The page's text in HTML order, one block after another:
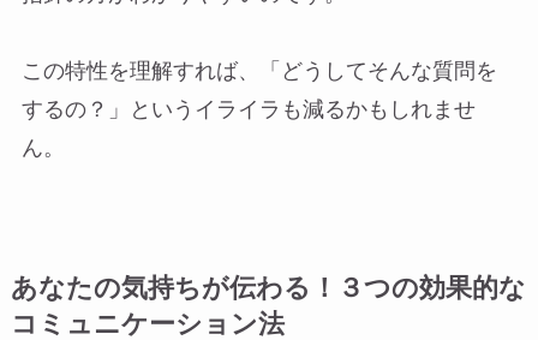
この特性を理解すれば、「どうしてそんな質問を
するの？」というイライラも減るかもしれませ
ん。
あなたの気持ちが伝わる！３つの効果的な
コミュニケーション法